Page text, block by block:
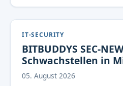
IT-SECURITY
BITBUDDYS SEC-
Schwachstellen in
05. August 2026